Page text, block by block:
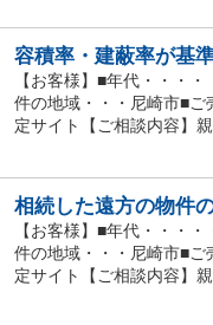
容積率・建蔽率が基
【お客様】■年代・・・
件の地域・・・尼崎市■ご
定サイト【ご相談内容】
相続した遠方の物件
【お客様】■年代・・・
件の地域・・・尼崎市■ご
定サイト【ご相談内容】